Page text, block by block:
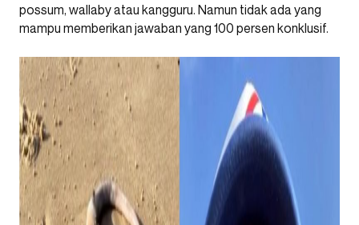
possum, wallaby atau kangguru. Namun tidak ada yang
mampu memberikan jawaban yang 100 persen konklusif.